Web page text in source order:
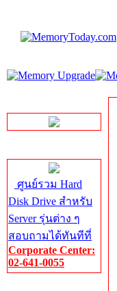
ศูนย์รวม Hard
Disk Drive สำหรับ
Server รุ่นต่าง ๆ
สอบถามได้ทันทีที่
Corporate Center:
02-641-0055